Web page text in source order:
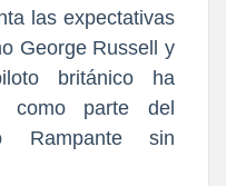
las expectativas
George Russell y
británico ha
como parte del
Rampante sin